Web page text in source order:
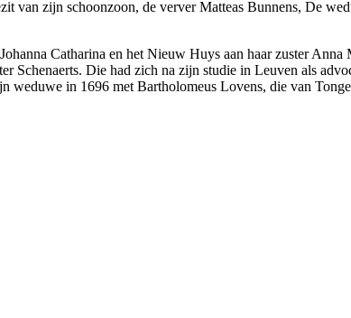
van zijn schoonzoon, de verver Matteas Bunnens, De
Catharina en het Nieuw Huys aan haar zuster Anna
Schenaerts. Die had zich na zijn studie in Leuven als
in 1696 met Bartholomeus Lovens, die van